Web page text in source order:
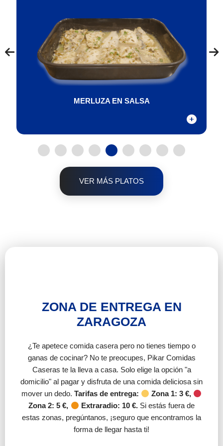
MERLUZA EN SALSA
Lomos de pescado bañados en una suave salsa
casera, con el toque perfecto de ajo y perejil. Un
plato ligero, nutritivo y lleno de sabor.
VER MÁS PLATOS
ZONA DE ENTREGA EN
ZARAGOZA
¿Te apetece comida casera pero no tienes tiempo o
ganas de cocinar? No te preocupes, Pikar Comidas
Caseras te la lleva a casa. Solo elige la opción "a
domicilio" al pagar y disfruta de una comida deliciosa sin
mover un dedo. Tarifas de entrega:
Zona 1: 3 €,
Zona 2: 5 €,
Extraradio: 10 €.Si estás fuera de
estas zonas, pregúntanos, ¡seguro que encontramos la
forma de llegar hasta ti!